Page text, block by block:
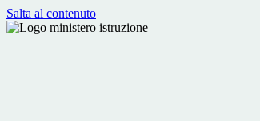
Salta al contenuto